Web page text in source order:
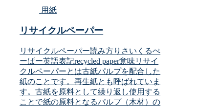
用紙
リサイクルペーパー
リサイクルペーパー読み方りさいくるぺ
ーぱー英語表記recycled paper意味リサイ
クルペーパーとは古紙パルプを配合した
紙のことです。再生紙とも呼ばれていま
す。古紙を原料として繰り返し使用する
ことで紙の原料となるパルプ（木材）の